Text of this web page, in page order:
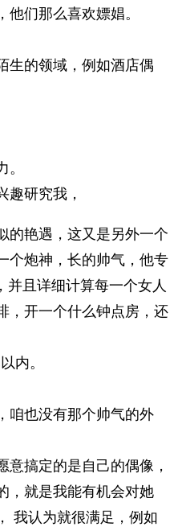
们那么喜欢嫖娼。
生的领域，例如酒店偶
趣研究我，
的艳遇，这又是另外一个
个炮神，长的帅气，他专
并且详细计算每一个女人
，开一个什么钟点房，还
内。
咱也没有那个帅气的外
搞定的是自己的偶像，
，就是我能有机会对她
我认为就很满足，例如